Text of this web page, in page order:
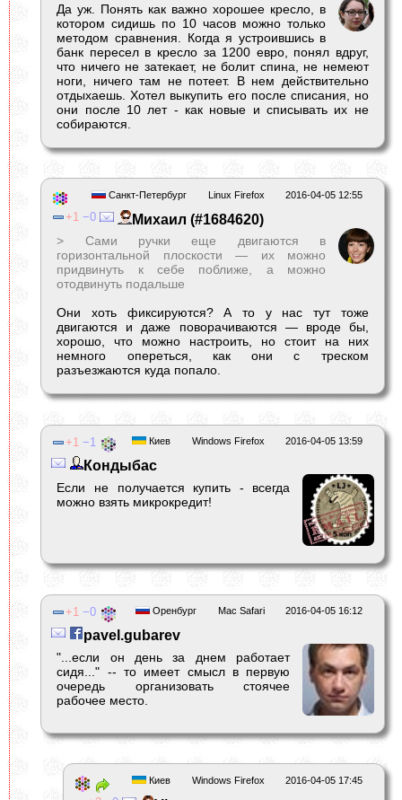
Да уж. Понять как важно хорошее кресло, в
котором сидишь по 10 часов можно только
методом сравнения. Когда я устроившись в
банк пересел в кресло за 1200 евро, понял вдруг,
что ничего не затекает, не болит спина, не немеют
ноги, ничего там не потеет. В нем действительно
отдыхаешь. Хотел выкупить его после списания, но
они после 10 лет - как новые и списывать их не
собираются.
2016-04-05 12:55
Linux Firefox
Санкт-Петербург
1 0 Михаил (#1684620)
> Сами ручки еще двигаются в
горизонтальной плоскости — их можно
придвинуть к себе поближе, а можно
отодвинуть подальше
Они хоть фиксируются? А то у нас тут тоже
двигаются и даже поворачиваются — вроде бы,
хорошо, что можно настроить, но стоит на них
немного опереться, как они с треском
разъезжаются куда попало.
2016-04-05 13:59
Windows Firefox
Киев
1 1
Кондыбас
Если не получается купить - всегда
можно взять микрокредит!
2016-04-05 16:12
Mac Safari
Оренбург
1 0
pavel.gubarev
"...если он день за днем работает
сидя..." -- то имеет смысл в первую
очередь организовать стоячее
рабочее место.
2016-04-05 17:45
Windows Firefox
Киев